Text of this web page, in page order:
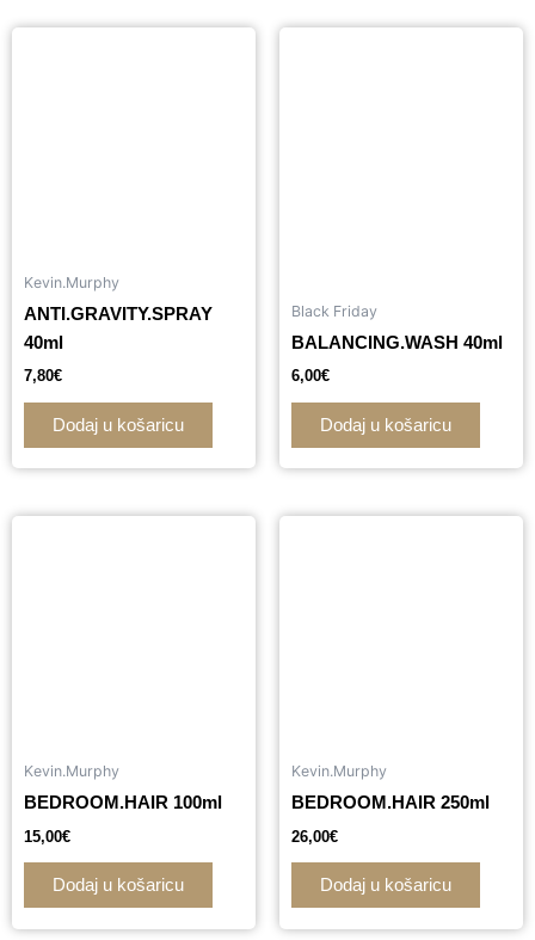
Kevin.Murphy
ANTI.GRAVITY.SPRAY
40ml
7,80€
Dodaj u košaricu
Black Friday
BALANCING.WASH 40ml
6,00€
Dodaj u košaricu
Kevin.Murphy
BEDROOM.HAIR 100ml
15,00€
Dodaj u košaricu
Kevin.Murphy
BEDROOM.HAIR 250ml
26,00€
Dodaj u košaricu